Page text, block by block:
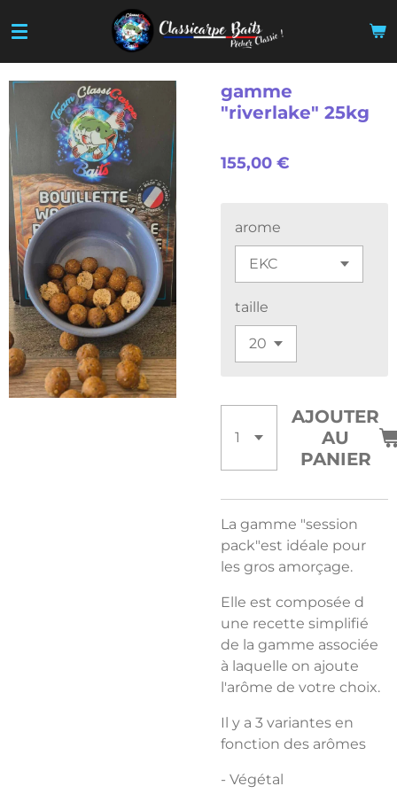
au
contenu
principal
gamme
"riverlake" 25kg
155,00 €
arome
taille
AJOUTER
AU
PANIER
La gamme "session
pack"est idéale pour
les gros amorçage.
Elle est composée d
une recette simplifié
de la gamme associée
à laquelle on ajoute
l'arôme de votre choix.
Il y a 3 variantes en
fonction des arômes
- Végétal